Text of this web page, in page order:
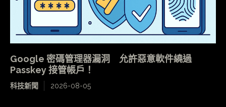
Google 密碼管理器漏洞 允許惡意軟件繞過
Passkey 接管帳戶！
科技新聞 2026-08-05